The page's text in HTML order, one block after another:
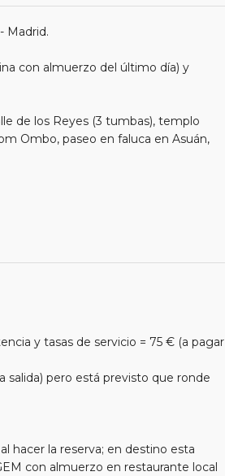
Madrid.
con almuerzo del último día) y
de los Reyes (3 tumbas), templo
Ombo, paseo en faluca en Asuán,
y tasas de servicio = 75 € (a pagar
salida) pero está previsto que ronde
hacer la reserva; en destino esta
con almuerzo en restaurante local